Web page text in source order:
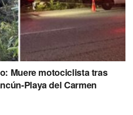
Muere motociclista tras
Playa del Carmen